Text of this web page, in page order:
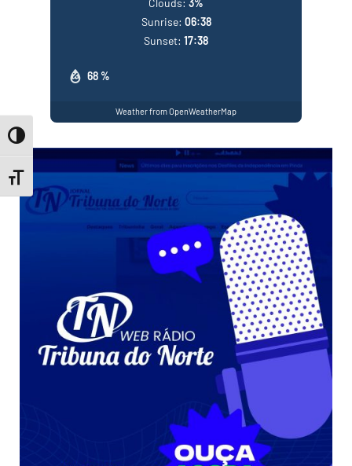
Toggle High Contrast
Toggle Font size
68 %
Sunrise: 06:38
Sunset: 17:38
Weather from OpenWeatherMap